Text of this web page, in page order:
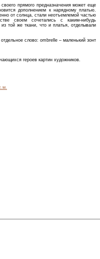
прямого предназначения может еще
дополнением к нарядному платью.
от солнца, стали неотъемлемой частью
своем сочетались с каким-нибудь
той же ткани, что и платья, отделывали
слово: ombrelle – маленький зонт
героев картин художников.